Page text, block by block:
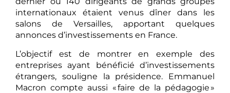
internationaux étaient venus dîner dans les
salons de Versailles, apportant quelques
annonces d’investissements en France.
L’objectif est de montrer en exemple des
entreprises ayant bénéficié d’investissements
étrangers, souligne la présidence. Emmanuel
Macron compte aussi « faire de la pédagogie »